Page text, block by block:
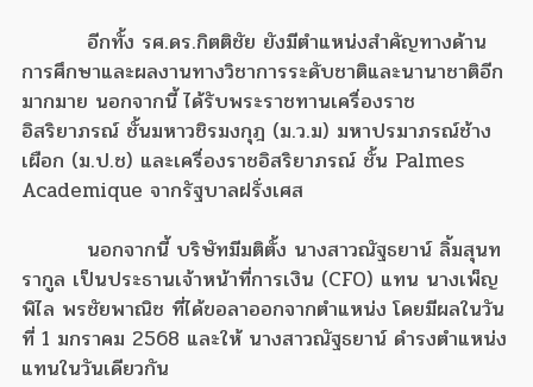
อีกทั้ง รศ.ดร.กิตติชัย ยังมีตำแหน่งสำคัญทางด้าน
การศึกษาและผลงานทางวิชาการระดับชาติและนานาชาติอีก
มากมาย นอกจากนี้ ได้รับพระราชทานเครื่องราช
อิสริยาภรณ์ ชั้นมหาวชิรมงกุฎ (ม.ว.ม) มหาปรมาภรณ์ช้าง
เผือก (ม.ป.ช) และเครื่องราชอิสริยาภรณ์ ชั้น Palmes
Academique จากรัฐบาลฝรั่งเศส
นอกจากนี้ บริษัทมีมติตั้ง นางสาวณัฐธยาน์ ลิ้มสุนท
รากูล เป็นประธานเจ้าหน้าที่การเงิน (CFO) แทน นางเพ็ญ
พิไล พรชัยพาณิช ที่ได้ขอลาออกจากตำแหน่ง โดยมีผลในวัน
ที่ 1 มกราคม 2568 และให้ นางสาวณัฐธยาน์ ดำรงตำแหน่ง
แทนในวันเดียวกัน